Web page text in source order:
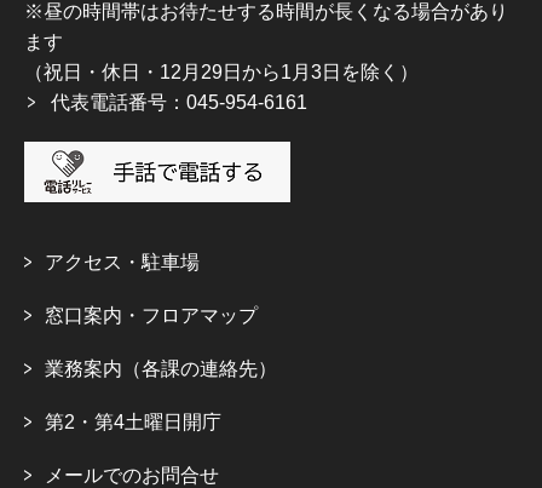
※昼の時間帯はお待たせする時間が長くなる場合があり
ます
（祝日・休日・12月29日から1月3日を除く）
代表電話番号：045-954-6161
アクセス・駐車場
窓口案内・フロアマップ
業務案内（各課の連絡先）
第2・第4土曜日開庁
メールでのお問合せ